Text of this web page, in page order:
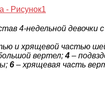
4-недельной девочки
и хрящевой частью
вертел;4 –
6 – хрящевая часть